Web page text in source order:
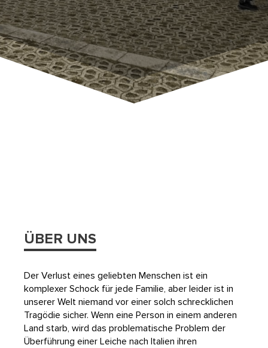
ÜBER UNS
Der Verlust eines geliebten Menschen ist ein
komplexer Schock für jede Familie, aber leider ist in
unserer Welt niemand vor einer solch schrecklichen
Tragödie sicher. Wenn eine Person in einem anderen
Land starb, wird das problematische Problem der
Überführung einer Leiche nach Italien ihren